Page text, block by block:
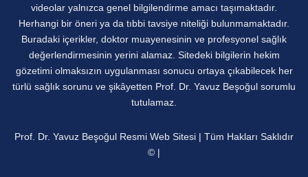
videolar yalnızca genel bilgilendirme amacı taşımaktadır.
Herhangi bir öneri ya da tıbbi tavsiye niteliği bulunmamaktadır.
Buradaki içerikler, doktor muayenesinin ve profesyonel sağlık
değerlendirmesinin yerini alamaz. Sitedeki bilgilerin hekim
gözetimi olmaksızın uygulanması sonucu ortaya çıkabilecek her
türlü sağlık sorunu ve şikâyetten Prof. Dr. Yavuz Beşoğul sorumlu
tutulamaz.
Prof. Dr. Yavuz Beşoğul Resmi Web Sitesi | Tüm Hakları Saklıdır
© |